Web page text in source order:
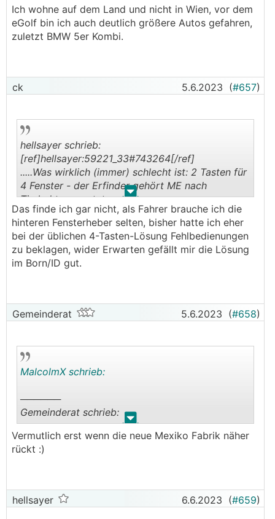
aufgefallen.
Ich bin aber zugegebenermaßen schon lange
Ich finde aber, ein Hot Hatch ala Clio RS fehlt
deutlich größer und viel schwerer.
Nachdem MG einige Modelle mit 1500kg schon
hat, nehme ich mal fast an ein Hot hatch mit
1200-1300kg wäre so langsam machbar. Das
würde mir dann wirklich taugen. Wobei der BMW
I3s oder der Honda E ja in die Richtung gehen...
Ich wohne auf dem Land und nicht in Wien, vor dem
eGolf bin ich auch deutlich größere Autos gefahren,
zuletzt BMW 5er Kombi.
ck 5.6.2023 (#657)
. .
hellsayer schrieb:
[ref]hellsayer:59221_33#743264[/ref]
.....Was wirklich (immer) schlecht ist: 2 Tasten für
4 Fenster - der Erfinder gehört ME nach
Timbuktu versetzt. ....
Das finde ich gar nicht, als Fahrer brauche ich die
hinteren Fensterheber selten, bisher hatte ich eher
bei der üblichen 4-Tasten-Lösung Fehlbedienungen
zu beklagen, wider Erwarten gefällt mir die Lösung
im Born/ID gut.
Gemeinderat 5.6.2023 (#658)
. .
MalcolmX schrieb:
──────
Gemeinderat schrieb:
Tesla will eh einen Kompakten vorstellen
───────────────
der am Ende wirklich wird...
Aber das weiß man wohl frühestens in einem
Vermutlich erst wenn die neue Mexiko Fabrik näher
rückt :)
hellsayer 6.6.2023 (#659)